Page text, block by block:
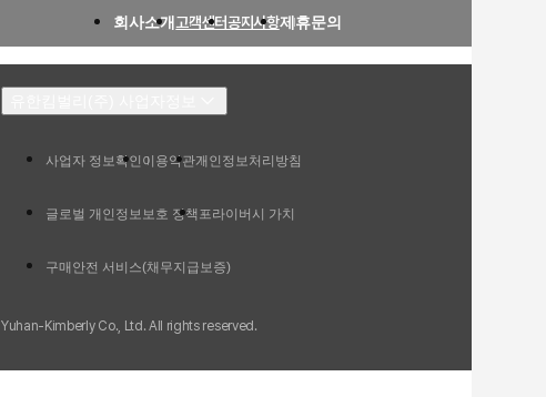
회사소개 고객센터공지사항제휴문의
사업자 정보확인 이용약관개인정보처리방침
글로벌 개인정보보호 정책 프라이버시 가치
구매안전 서비스(채무지급보증)
Yuhan-Kimberly Co., Ltd. All rights reserved.